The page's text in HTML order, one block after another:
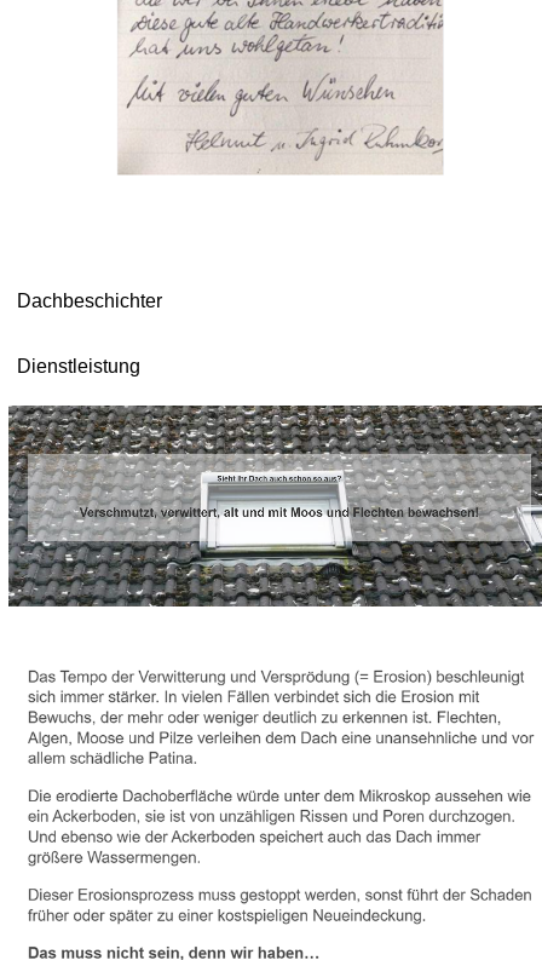
Dachbeschichter
Dienstleistung